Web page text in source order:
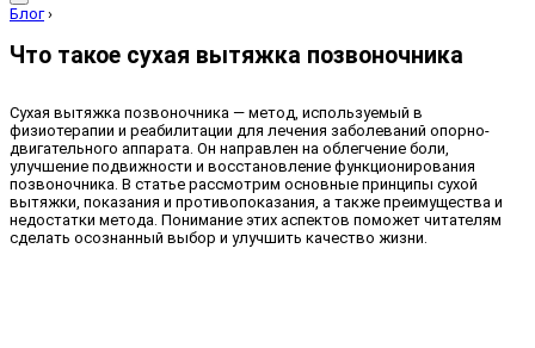
Блог ›
Что такое сухая вытяжка позвоночника
Сухая вытяжка позвоночника — метод, используемый в
физиотерапии и реабилитации для лечения заболеваний опорно-
двигательного аппарата. Он направлен на облегчение боли,
улучшение подвижности и восстановление функционирования
позвоночника. В статье рассмотрим основные принципы сухой
вытяжки, показания и противопоказания, а также преимущества и
недостатки метода. Понимание этих аспектов поможет читателям
сделать осознанный выбор и улучшить качество жизни.